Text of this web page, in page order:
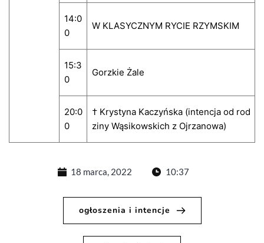
14:0
0
W KLASYCZNYM RYCIE RZYMSKIM
15:3
0
Gorzkie Żale
20:0
0
† Krystyna Kaczyńska (intencja od rod
ziny Wąsikowskich z Ojrzanowa)
18 marca, 2022 10:37
ogłoszenia i intencje